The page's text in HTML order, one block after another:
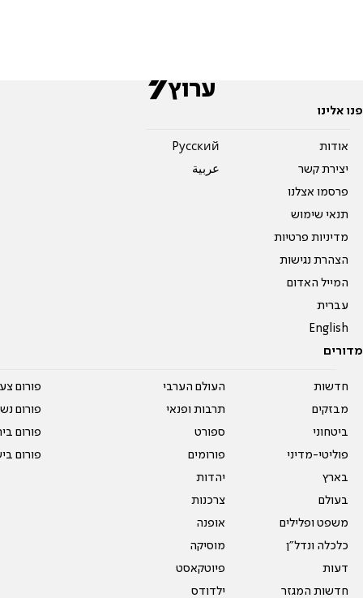
פנו אלינו
אודות
יצירת קשר
פרסמו אצלנו
תנאי שימוש
מדיניות פרטיות
הצהרת נגישות
המייל האדום
עברית
English
Pусский
عربية
מדורים
חדשות
מבזקים
ביטחוני
פוליטי-מדיני
בארץ
בעולם
משפט ופלילים
כלכלה ונדל"ן
דעות
חדשות המגזר
העולם הערבי
תרבות ופנאי
ספורט
פורומים
יהדות
צרכנות
אופנה
מוסיקה
פיוטקאסט
ילדודס
פורום
פורום
פורום
פורום